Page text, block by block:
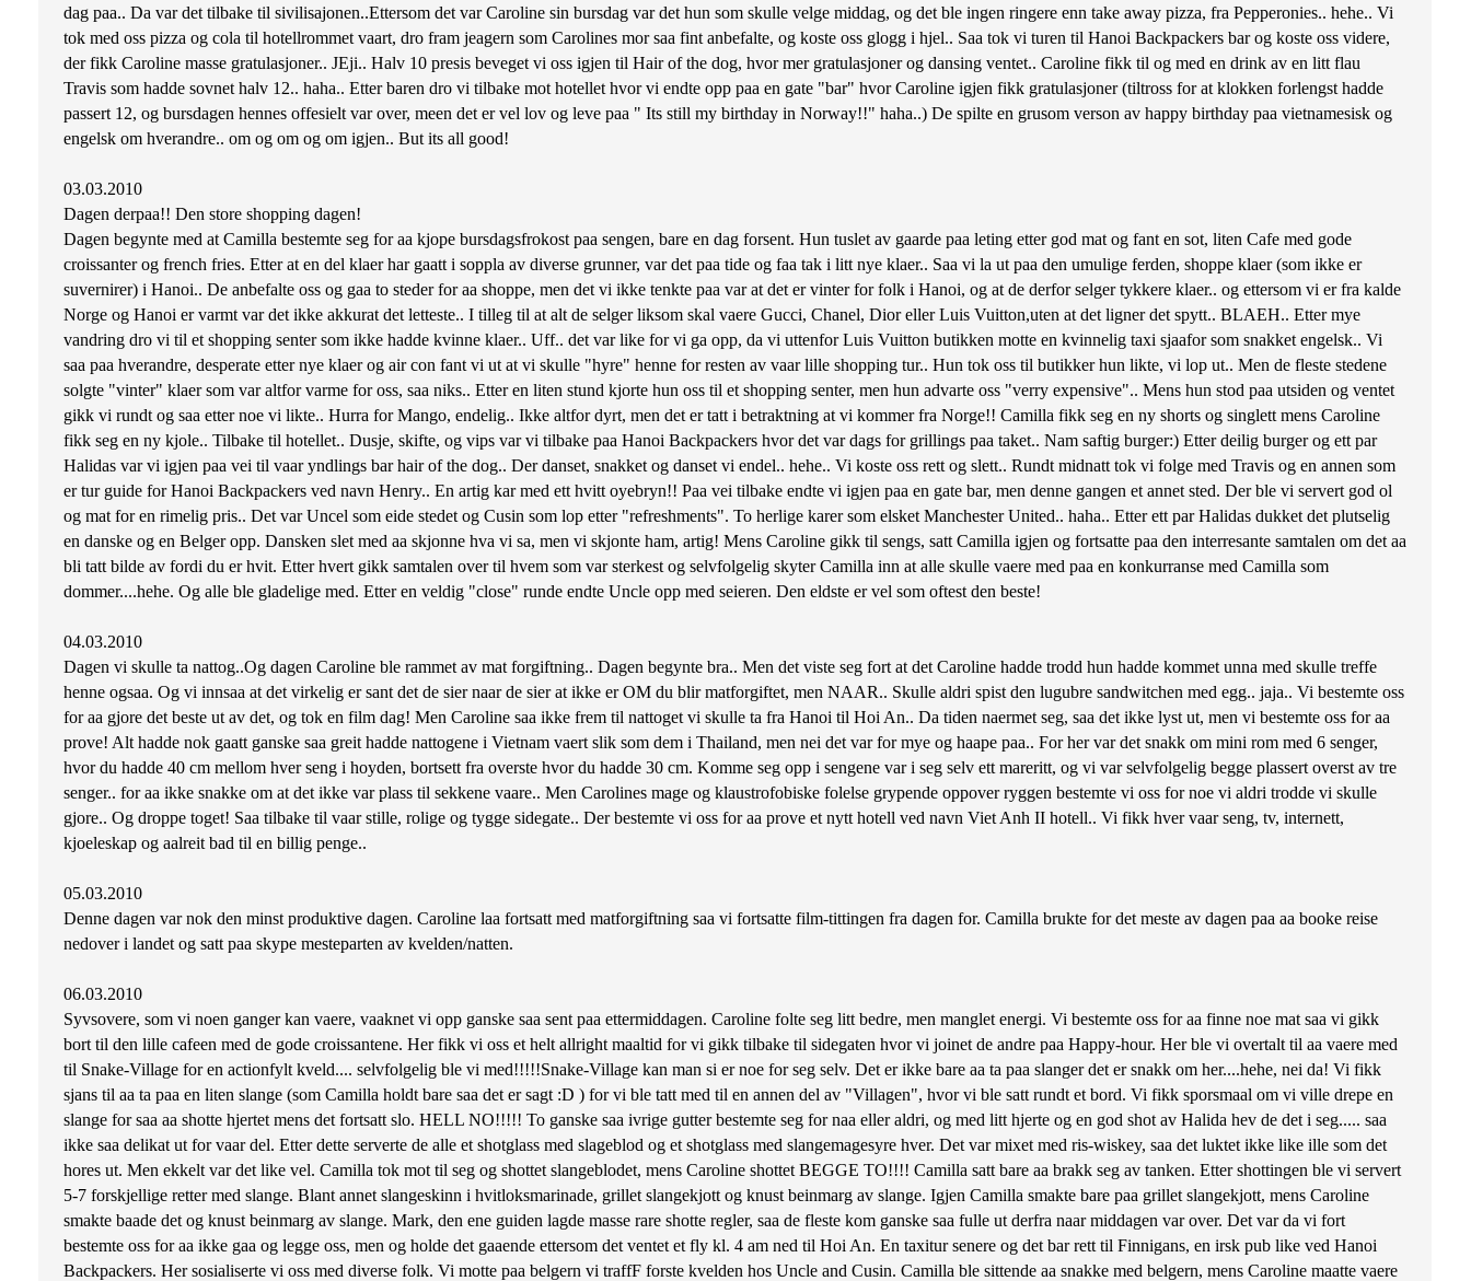
dag paa.. Da var det tilbake til sivilisajonen..Ettersom det var Caroline sin bursdag var det hun som skulle velge middag, og det ble ingen ringere enn take away pizza, fra Pepperonies.. hehe.. Vi
tok med oss pizza og cola til hotellrommet vaart, dro fram jeagern som Carolines mor saa fint anbefalte, og koste oss glogg i hjel.. Saa tok vi turen til Hanoi Backpackers bar og koste oss videre,
der fikk Caroline masse gratulasjoner.. JEji.. Halv 10 presis beveget vi oss igjen til Hair of the dog, hvor mer gratulasjoner og dansing ventet.. Caroline fikk til og med en drink av en litt flau
Travis som hadde sovnet halv 12.. haha.. Etter baren dro vi tilbake mot hotellet hvor vi endte opp paa en gate "bar" hvor Caroline igjen fikk gratulasjoner (tiltross for at klokken forlengst hadde
passert 12, og bursdagen hennes offesielt var over, meen det er vel lov og leve paa " Its still my birthday in Norway!!" haha..) De spilte en grusom verson av happy birthday paa vietnamesisk og
engelsk om hverandre.. om og om og om igjen.. But its all good!
03.03.2010
Dagen derpaa!! Den store shopping dagen!
Dagen begynte med at Camilla bestemte seg for aa kjope bursdagsfrokost paa sengen, bare en dag forsent. Hun tuslet av gaarde paa leting etter god mat og fant en sot, liten Cafe med gode
croissanter og french fries. Etter at en del klaer har gaatt i soppla av diverse grunner, var det paa tide og faa tak i litt nye klaer.. Saa vi la ut paa den umulige ferden, shoppe klaer (som ikke er
suvernirer) i Hanoi.. De anbefalte oss og gaa to steder for aa shoppe, men det vi ikke tenkte paa var at det er vinter for folk i Hanoi, og at de derfor selger tykkere klaer.. og ettersom vi er fra kalde
Norge og Hanoi er varmt var det ikke akkurat det letteste.. I tilleg til at alt de selger liksom skal vaere Gucci, Chanel, Dior eller Luis Vuitton,uten at det ligner det spytt.. BLAEH.. Etter mye
vandring dro vi til et shopping senter som ikke hadde kvinne klaer.. Uff.. det var like for vi ga opp, da vi uttenfor Luis Vuitton butikken motte en kvinnelig taxi sjaafor som snakket engelsk.. Vi
saa paa hverandre, desperate etter nye klaer og air con fant vi ut at vi skulle "hyre" henne for resten av vaar lille shopping tur.. Hun tok oss til butikker hun likte, vi lop ut.. Men de fleste stedene
solgte "vinter" klaer som var altfor varme for oss, saa niks.. Etter en liten stund kjorte hun oss til et shopping senter, men hun advarte oss "verry expensive".. Mens hun stod paa utsiden og ventet
gikk vi rundt og saa etter noe vi likte.. Hurra for Mango, endelig.. Ikke altfor dyrt, men det er tatt i betraktning at vi kommer fra Norge!! Camilla fikk seg en ny shorts og singlett mens Caroline
fikk seg en ny kjole.. Tilbake til hotellet.. Dusje, skifte, og vips var vi tilbake paa Hanoi Backpackers hvor det var dags for grillings paa taket.. Nam saftig burger:) Etter deilig burger og ett par
Halidas var vi igjen paa vei til vaar yndlings bar hair of the dog.. Der danset, snakket og danset vi endel.. hehe.. Vi koste oss rett og slett.. Rundt midnatt tok vi folge med Travis og en annen som
er tur guide for Hanoi Backpackers ved navn Henry.. En artig kar med ett hvitt oyebryn!! Paa vei tilbake endte vi igjen paa en gate bar, men denne gangen et annet sted. Der ble vi servert god ol
og mat for en rimelig pris.. Det var Uncel som eide stedet og Cusin som lop etter "refreshments". To herlige karer som elsket Manchester United.. haha.. Etter ett par Halidas dukket det plutselig
en danske og en Belger opp. Dansken slet med aa skjonne hva vi sa, men vi skjonte ham, artig! Mens Caroline gikk til sengs, satt Camilla igjen og fortsatte paa den interresante samtalen om det aa
bli tatt bilde av fordi du er hvit. Etter hvert gikk samtalen over til hvem som var sterkest og selvfolgelig skyter Camilla inn at alle skulle vaere med paa en konkurranse med Camilla som
dommer....hehe. Og alle ble gladelige med. Etter en veldig "close" runde endte Uncle opp med seieren. Den eldste er vel som oftest den beste!
04.03.2010
Dagen vi skulle ta nattog..Og dagen Caroline ble rammet av mat forgiftning.. Dagen begynte bra.. Men det viste seg fort at det Caroline hadde trodd hun hadde kommet unna med skulle treffe
henne ogsaa. Og vi innsaa at det virkelig er sant det de sier naar de sier at ikke er OM du blir matforgiftet, men NAAR.. Skulle aldri spist den lugubre sandwitchen med egg.. jaja.. Vi bestemte oss
for aa gjore det beste ut av det, og tok en film dag! Men Caroline saa ikke frem til nattoget vi skulle ta fra Hanoi til Hoi An.. Da tiden naermet seg, saa det ikke lyst ut, men vi bestemte oss for aa
prove! Alt hadde nok gaatt ganske saa greit hadde nattogene i Vietnam vaert slik som dem i Thailand, men nei det var for mye og haape paa.. For her var det snakk om mini rom med 6 senger,
hvor du hadde 40 cm mellom hver seng i hoyden, bortsett fra overste hvor du hadde 30 cm. Komme seg opp i sengene var i seg selv ett mareritt, og vi var selvfolgelig begge plassert overst av tre
senger.. for aa ikke snakke om at det ikke var plass til sekkene vaare.. Men Carolines mage og klaustrofobiske folelse grypende oppover ryggen bestemte vi oss for noe vi aldri trodde vi skulle
gjore.. Og droppe toget! Saa tilbake til vaar stille, rolige og tygge sidegate.. Der bestemte vi oss for aa prove et nytt hotell ved navn Viet Anh II hotell.. Vi fikk hver vaar seng, tv, internett,
kjoeleskap og aalreit bad til en billig penge..
05.03.2010
Denne dagen var nok den minst produktive dagen. Caroline laa fortsatt med matforgiftning saa vi fortsatte film-tittingen fra dagen for. Camilla brukte for det meste av dagen paa aa booke reise
nedover i landet og satt paa skype mesteparten av kvelden/natten.
06.03.2010
Syvsovere, som vi noen ganger kan vaere, vaaknet vi opp ganske saa sent paa ettermiddagen. Caroline folte seg litt bedre, men manglet energi. Vi bestemte oss for aa finne noe mat saa vi gikk
bort til den lille cafeen med de gode croissantene. Her fikk vi oss et helt allright maaltid for vi gikk tilbake til sidegaten hvor vi joinet de andre paa Happy-hour. Her ble vi overtalt til aa vaere med
til Snake-Village for en actionfylt kveld.... selvfolgelig ble vi med!!!!!Snake-Village kan man si er noe for seg selv. Det er ikke bare aa ta paa slanger det er snakk om her....hehe, nei da! Vi fikk
sjans til aa ta paa en liten slange (som Camilla holdt bare saa det er sagt :D ) for vi ble tatt med til en annen del av "Villagen", hvor vi ble satt rundt et bord. Vi fikk sporsmaal om vi ville drepe en
slange for saa aa shotte hjertet mens det fortsatt slo. HELL NO!!!!! To ganske saa ivrige gutter bestemte seg for naa eller aldri, og med litt hjerte og en god shot av Halida hev de det i seg..... saa
ikke saa delikat ut for vaar del. Etter dette serverte de alle et shotglass med slageblod og et shotglass med slangemagesyre hver. Det var mixet med ris-wiskey, saa det luktet ikke like ille som det
hores ut. Men ekkelt var det like vel. Camilla tok mot til seg og shottet slangeblodet, mens Caroline shottet BEGGE TO!!!! Camilla satt bare aa brakk seg av tanken. Etter shottingen ble vi servert
5-7 forskjellige retter med slange. Blant annet slangeskinn i hvitloksmarinade, grillet slangekjott og knust beinmarg av slange. Igjen Camilla smakte bare paa grillet slangekjott, mens Caroline
smakte baade det og knust beinmarg av slange. Mark, den ene guiden lagde masse rare shotte regler, saa de fleste kom ganske saa fulle ut derfra naar middagen var over. Det var da vi fort
bestemte oss for aa ikke gaa og legge oss, men og holde det gaaende ettersom det ventet et fly kl. 4 am ned til Hoi An. En taxitur senere og det bar rett til Finnigans, en irsk pub like ved Hanoi
Backpackers. Her sosialiserte vi oss med diverse folk. Vi motte paa belgern vi traffF forste kvelden hos Uncle and Cusin. Camilla ble sittende aa snakke med belgern, mens Caroline maatte vaere